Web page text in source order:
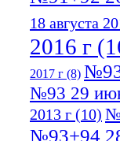
18 августа
2016 г
2017 г (8)
№93 29
2013 г (10)
№93+94